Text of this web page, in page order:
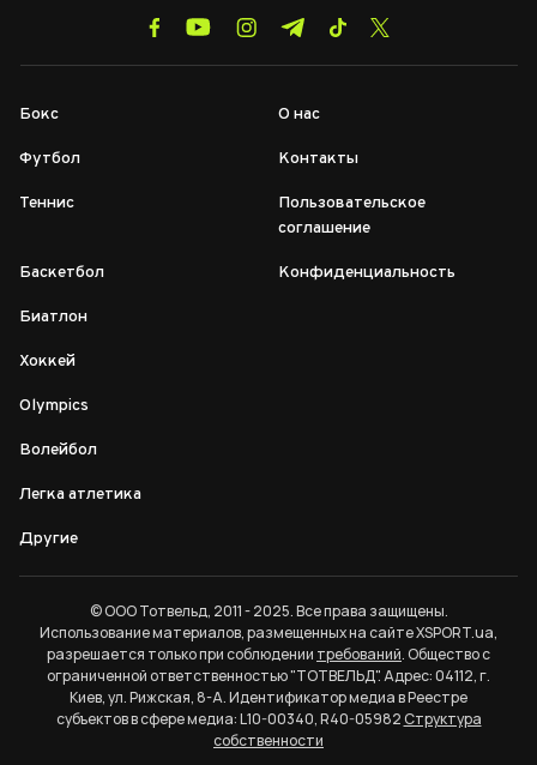
Бокс
Футбол
Теннис
Баскетбол
Биатлон
Хоккей
Olympics
Волейбол
Легка атлетика
Другие
О нас
Контакты
Пользовательское
соглашение
Конфиденциальность
© ООО Тотвельд, 2011 - 2025. Все права защищены.
Использование материалов, размещенных на сайте XSPORT.ua,
разрешается только при соблюдении требований. Общество с
ограниченной ответственностью "ТОТВЕЛЬД". Адрес: 04112, г.
Киев, ул. Рижская, 8-А. Идентификатор медиа в Реестре
субъектов в сфере медиа: L10-00340, R40-05982Структура
собственности